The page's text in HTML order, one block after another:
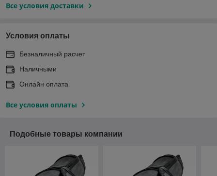
Все условия доставки
Условия оплаты
Безналичный расчет
Наличными
Онлайн оплата
Все условия оплаты
Подобные товары компании